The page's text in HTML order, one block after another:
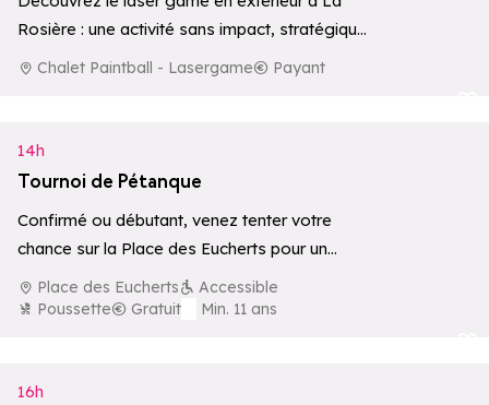
Rosière : une activité sans impact, stratégique
et immersive au cœur de la…
Chalet Paintball - Lasergame
Payant
14h
Tournoi de Pétanque
Confirmé ou débutant, venez tenter votre
chance sur la Place des Eucherts pour un
tournoi de pétanque convivial et festif !
Place des Eucherts
Accessible
Poussette
Gratuit
Min. 11 ans
16h